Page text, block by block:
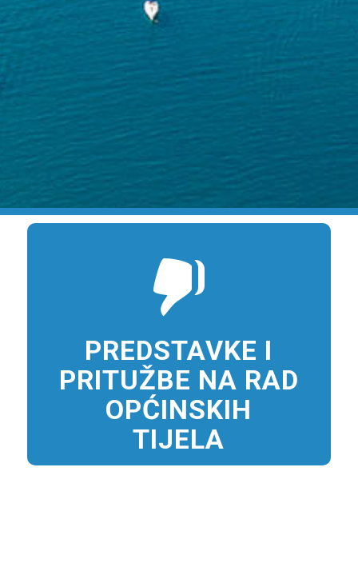
PREDSTAVKE I
PRITUŽBE NA RAD
OPĆINSKIH
TIJELA